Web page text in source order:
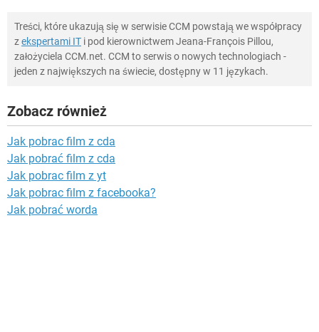
Treści, które ukazują się w serwisie CCM powstają we współpracy
zekspertami IT i pod kierownictwem Jeana-François Pillou,
założyciela CCM.net. CCM to serwis o nowych technologiach -
jeden z największych na świecie, dostępny w 11 językach.
Zobacz również
Jak pobrac film z cda
Jak pobrać film z cda
Jak pobrac film z yt
Jak pobrac film z facebooka?
Jak pobrać worda